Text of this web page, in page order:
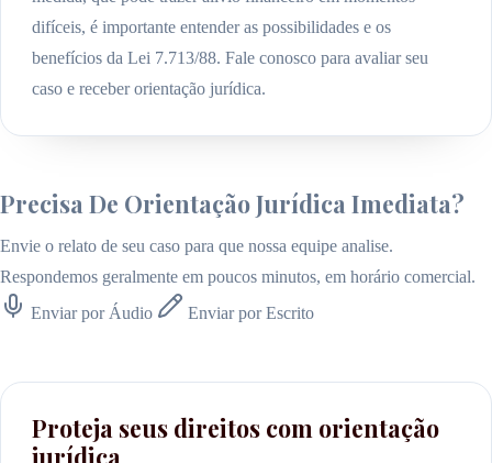
difíceis, é importante entender as possibilidades e os
benefícios da Lei 7.713/88. Fale conosco para avaliar seu
caso e receber orientação jurídica.
Precisa De Orientação Jurídica Imediata?
Envie o relato de seu caso para que nossa equipe analise.
Respondemos geralmente em poucos minutos, em horário comercial.
Enviar por Áudio
Enviar por Escrito
Proteja seus direitos com orientação
jurídica